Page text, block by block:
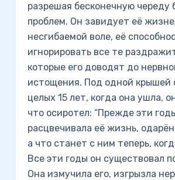
разрешая бесконечную череду
проблем. Он завидует её
несгибаемой воле, её
игнорировать все те
которые его доводят до
истощения. Под одной крышей
целых 15 лет, когда она ушла,
что осиротел: “Прежде эти
расцвечивала её жизнь,
а что станет с ним теперь,
Все эти годы он существовал
Она измучила его, изгрызла